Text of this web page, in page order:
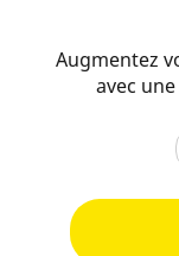
Augmentez
avec